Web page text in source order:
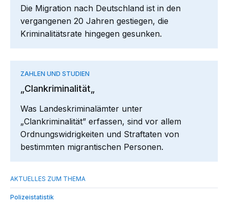
Die Migration nach Deutschland ist in den
vergangenen 20 Jahren gestiegen, die
Kriminalitätsrate hingegen gesunken.
ZAHLEN UND STUDIEN
„Clankriminalität„
Was Landeskriminalämter unter
„Clankriminalität” erfassen, sind vor allem
Ordnungswidrigkeiten und Straftaten von
bestimmten migrantischen Personen.
Polizeistatistik